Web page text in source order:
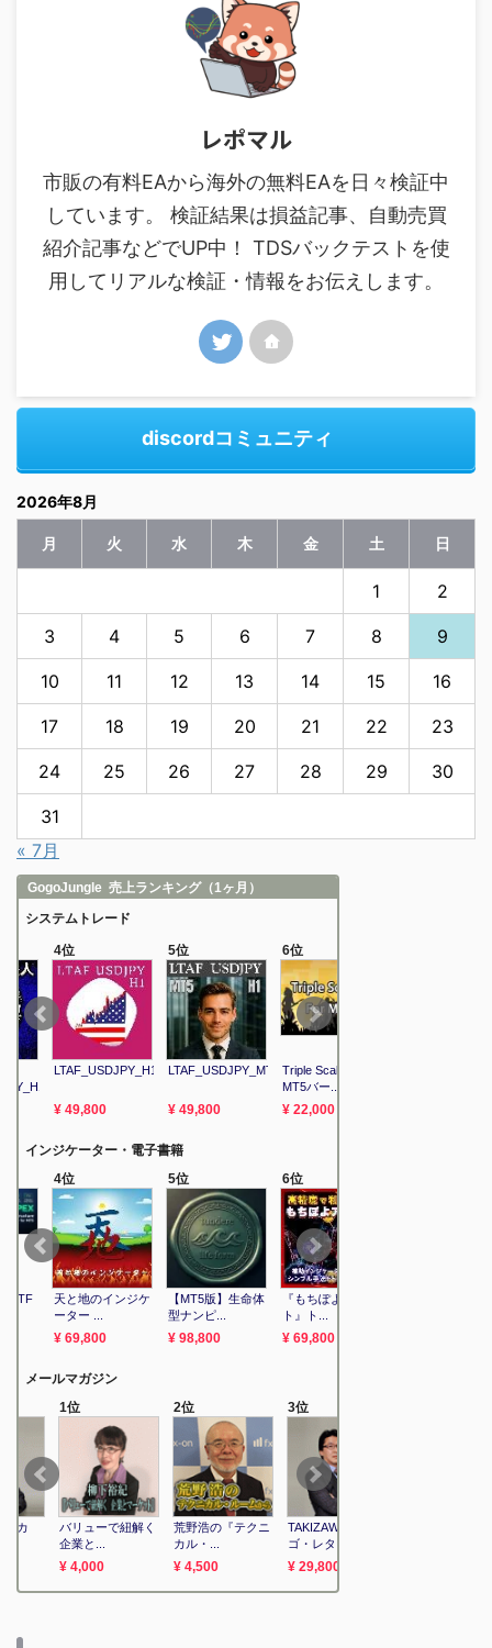
レポマル
市販の有料EAから海外の無料EAを日々検証中
しています。 検証結果は損益記事、自動売買
紹介記事などでUP中！ TDSバックテストを使
用してリアルな検証・情報をお伝えします。
discordコミュニティ
2026年8月
月 火 水 木 金 土 日
1 2
3 4 5 6 7 8 9
10 11 12 13 14 15 16
17 18 19 20 21 22 23
24 25 26 27 28 29 30
31
« 7月